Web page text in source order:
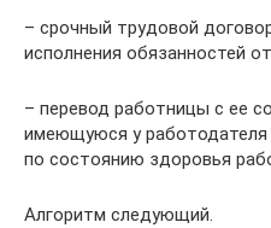
– срочный трудовой
исполнения обязанностей
– перевод работницы с ее
имеющуюся у работодателя
по состоянию здоровья
Алгоритм следующий.